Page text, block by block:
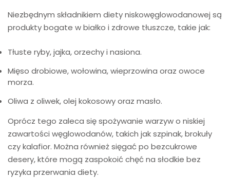
Niezbędnym składnikiem diety niskowęglowodanowej są
produkty bogate w białko i zdrowe tłuszcze, takie jak:
Tłuste ryby, jajka, orzechy i nasiona.
Mięso drobiowe, wołowina, wieprzowina oraz owoce
morza.
Oliwa z oliwek, olej kokosowy oraz masło.
Oprócz tego zaleca się spożywanie warzyw o niskiej
zawartości węglowodanów, takich jak szpinak, brokuły
czy kalafior. Można również sięgać po bezcukrowe
desery, które mogą zaspokoić chęć na słodkie bez
ryzyka przerwania diety.